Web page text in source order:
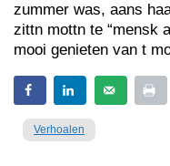
zummer was, aans
zittn mottn te “mensk
mooi genieten van t
Verhoalen